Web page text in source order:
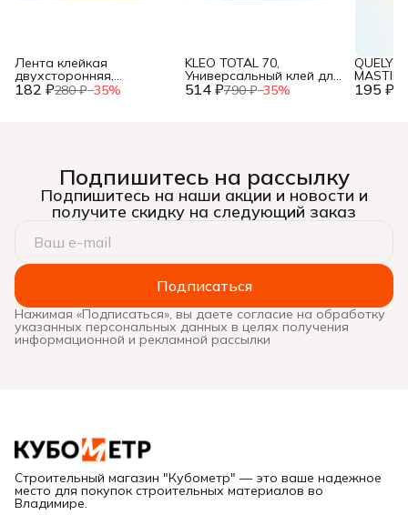
182 ₽280 ₽−35%
Лента клейкая
двухсторонняя,
полипропиленовая 514 ₽790 ₽−35%
KLEO TOTAL 70,
Универсальный клей для
обоев, сыпучий, 195 ₽
370 г 1/
Подпишитесь на рассылку
Подпишитесь на наши акции и новости и
получите скидку на следующий заказ
Подписаться
Нажимая «Подписаться», вы даете согласие на обработку
указанных персональных данных в целях получения
информационной и рекламной рассылки
Строительный магазин "Кубометр" — это ваше надежное
место для покупок строительных материалов во
Владимире.